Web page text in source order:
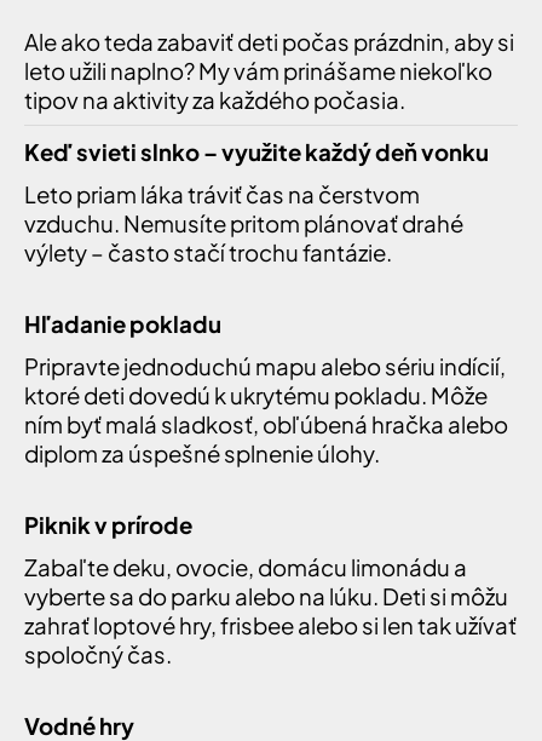
Ale ako teda zabaviť deti počas prázdnin, aby si
leto užili naplno? My vám prinášame niekoľko
tipov na aktivity za každého počasia.
Keď svieti slnko – využite každý deň vonku
Leto priam láka tráviť čas na čerstvom
vzduchu. Nemusíte pritom plánovať drahé
výlety – často stačí trochu fantázie.
Hľadanie pokladu
Pripravte jednoduchú mapu alebo sériu indícií,
ktoré deti dovedú k ukrytému pokladu. Môže
ním byť malá sladkosť, obľúbená hračka alebo
diplom za úspešné splnenie úlohy.
Piknik v prírode
Zabaľte deku, ovocie, domácu limonádu a
vyberte sa do parku alebo na lúku. Deti si môžu
zahrať loptové hry, frisbee alebo si len tak užívať
spoločný čas.
Vodné hry